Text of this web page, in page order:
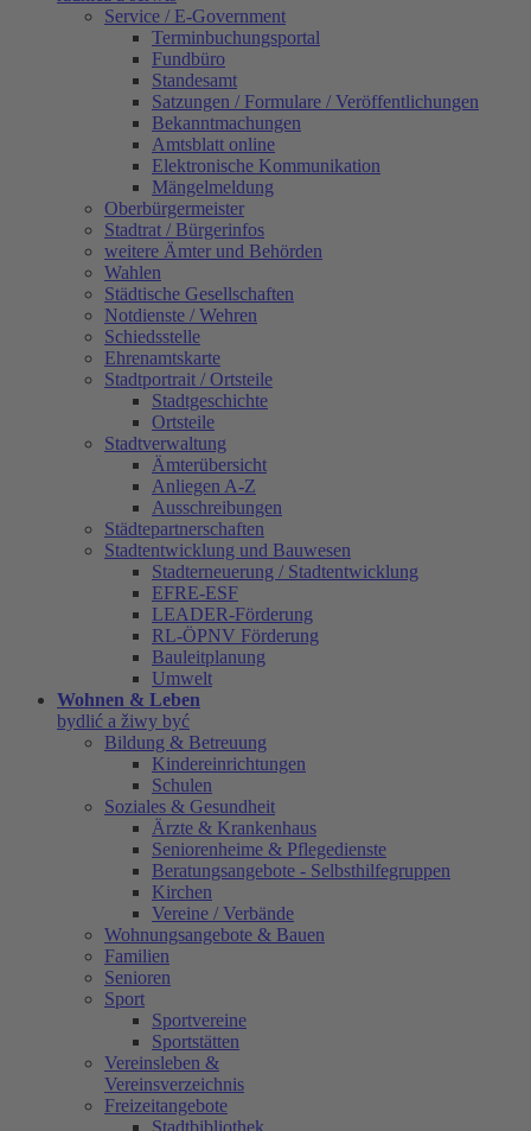
Service / E-Government
Terminbuchungsportal
Fundbüro
Standesamt
Satzungen / Formulare / Veröffentlichungen
Bekanntmachungen
Amtsblatt online
Elektronische Kommunikation
Mängelmeldung
Oberbürgermeister
Stadtrat / Bürgerinfos
weitere Ämter und Behörden
Wahlen
Städtische Gesellschaften
Notdienste / Wehren
Schiedsstelle
Ehrenamtskarte
Stadtportrait / Ortsteile
Stadtgeschichte
Ortsteile
Stadtverwaltung
Ämterübersicht
Anliegen A-Z
Ausschreibungen
Städtepartnerschaften
Stadtentwicklung und Bauwesen
Stadterneuerung / Stadtentwicklung
EFRE-ESF
LEADER-Förderung
RL-ÖPNV Förderung
Bauleitplanung
Umwelt
Wohnen & Leben
bydlić a žiwy być
Bildung & Betreuung
Kindereinrichtungen
Schulen
Soziales & Gesundheit
Ärzte & Krankenhaus
Seniorenheime & Pflegedienste
Beratungsangebote - Selbsthilfegruppen
Kirchen
Vereine / Verbände
Wohnungsangebote & Bauen
Familien
Senioren
Sport
Sportvereine
Sportstätten
Vereinsleben &
Vereinsverzeichnis
Freizeitangebote
Stadtbibliothek